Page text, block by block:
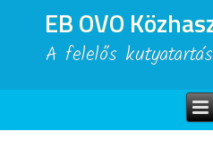
EB OVO
A felelős